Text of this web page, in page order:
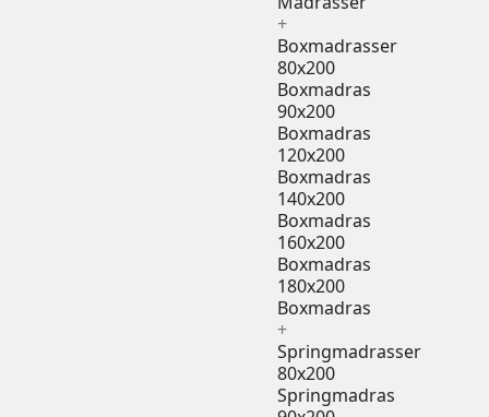
+
Boxmadrasser
80x200
Boxmadras
90x200
Boxmadras
120x200
Boxmadras
140x200
Boxmadras
160x200
Boxmadras
180x200
Boxmadras
+
Springmadrasser
80x200
Springmadras